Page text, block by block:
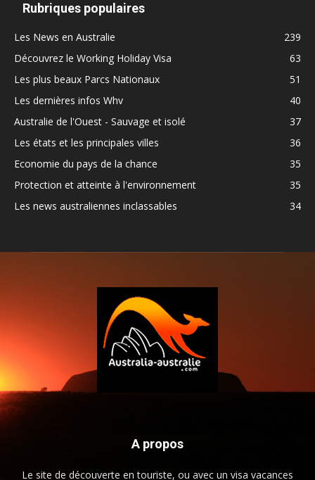
Rubriques populaires
Les News en Australie
239
Découvrez le Working Holiday Visa
63
Les plus beaux Parcs Nationaux
51
Les dernières infos Whv
40
Australie de l'Ouest - Sauvage et isolé
37
Les états et les principales villes
36
Economie du pays de la chance
35
Protection et atteinte à l'environnement
35
Les news australiennes inclassables
34
A propos
Le site de découverte en touriste, ou avec un visa vacances